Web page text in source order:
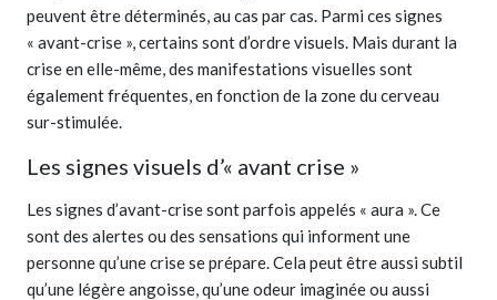
peuvent être déterminés, au cas par cas. Parmi ces signes
« avant-crise », certains sont d’ordre visuels. Mais durant la
crise en elle-même, des manifestations visuelles sont
également fréquentes, en fonction de la zone du cerveau
sur-stimulée.
Les signes visuels d’« avant crise »
Les signes d’avant-crise sont parfois appelés « aura ». Ce
sont des alertes ou des sensations qui informent une
personne qu’une crise se prépare. Cela peut être aussi subtil
qu’une légère angoisse, qu’une odeur imaginée ou aussi